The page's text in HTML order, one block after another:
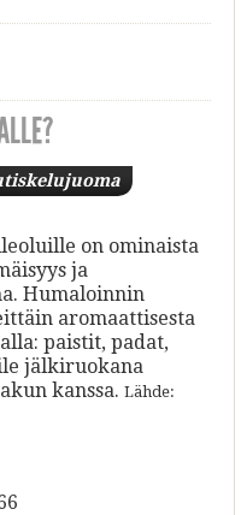
on ominaista
ja
Humaloinnin
aromaattisesta
paistit, padat,
jälkiruokana
kanssa. Lähde: